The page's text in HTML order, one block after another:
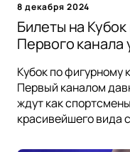
8 декабря 2024
Билеты на
Первого
Кубок по фигурному
Первый каналом
ждут как
красивейшего вида